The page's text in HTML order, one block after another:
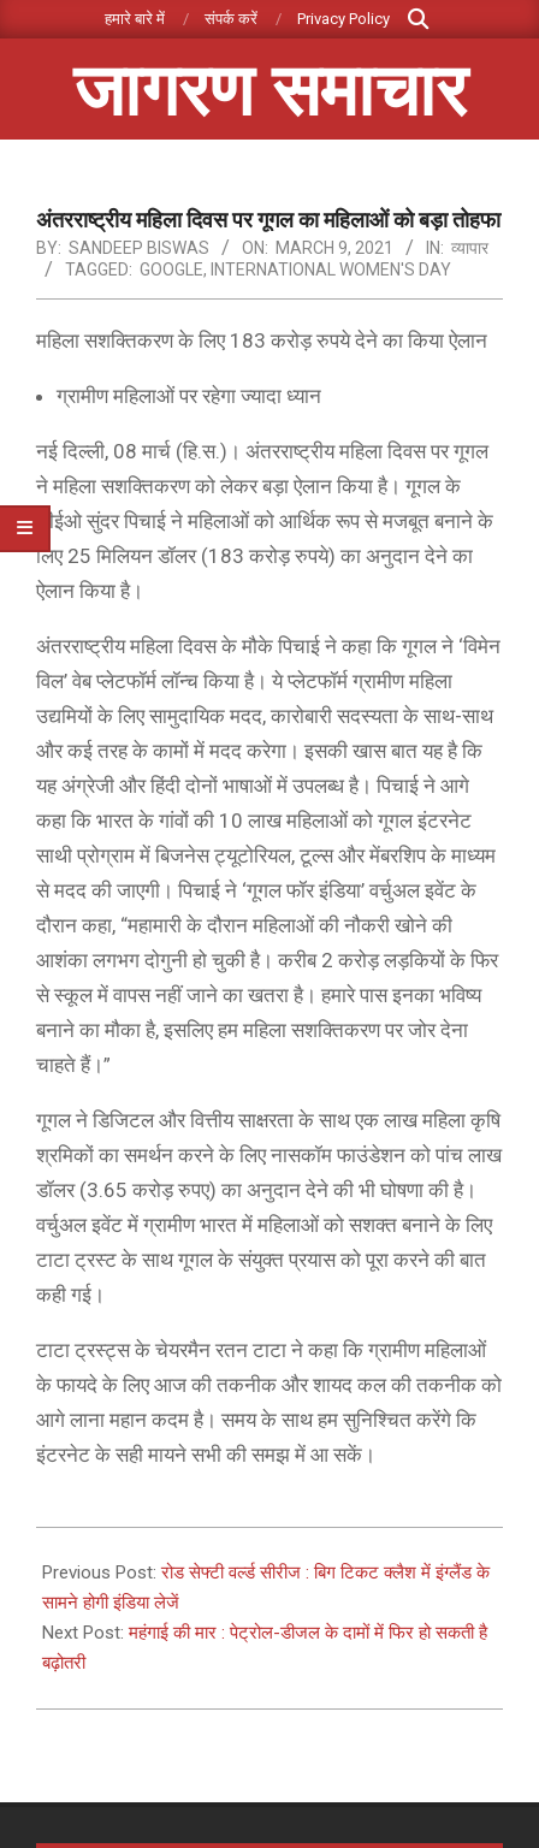
to
हमारे बारे में संपर्क करें Privacy Policy
Search
जागरण समाचार
Menuअंतरराष्ट्रीय महिला दिवस पर गूगल का महिलाओं को बड़ा तोहफा
BY: SANDEEP BISWAS ON: MARCH 9, 2021 IN: व्यापार
TAGGED: GOOGLE, INTERNATIONAL WOMEN'S DAY
महिला सशक्तिकरण के लिए 183 करोड़ रुपये देने का किया ऐलान
ग्रामीण महिलाओं पर रहेगा ज्यादा ध्यान
नई दिल्ली, 08 मार्च (हि.स.)। अंतरराष्ट्रीय महिला दिवस पर गूगल
ने महिला सशक्तिकरण को लेकर बड़ा ऐलान किया है। गूगल के
सीईओ सुंदर पिचाई ने महिलाओं को आर्थिक रूप से मजबूत बनाने के
लिए 25 मिलियन डॉलर (183 करोड़ रुपये) का अनुदान देने का
ऐलान किया है।
अंतरराष्ट्रीय महिला दिवस के मौके पिचाई ने कहा कि गूगल ने ‘विमेन
विल’ वेब प्लेटफॉर्म लॉन्च किया है। ये प्लेटफॉर्म ग्रामीण महिला
उद्यमियों के लिए सामुदायिक मदद, कारोबारी सदस्यता के साथ-साथ
और कई तरह के कामों में मदद करेगा। इसकी खास बात यह है कि
यह अंग्रेजी और हिंदी दोनों भाषाओं में उपलब्ध है। पिचाई ने आगे
कहा कि भारत के गांवों की 10 लाख महिलाओं को गूगल इंटरनेट
साथी प्रोग्राम में बिजनेस ट्यूटोरियल, टूल्स और मेंबरशिप के माध्यम
से मदद की जाएगी। पिचाई ने ‘गूगल फॉर इंडिया’ वर्चुअल इवेंट के
दौरान कहा, “महामारी के दौरान महिलाओं की नौकरी खोने की
आशंका लगभग दोगुनी हो चुकी है। करीब 2 करोड़ लड़कियों के फिर
से स्कूल में वापस नहीं जाने का खतरा है। हमारे पास इनका भविष्य
बनाने का मौका है, इसलिए हम महिला सशक्तिकरण पर जोर देना
चाहते हैं।”
गूगल ने डिजिटल और वित्तीय साक्षरता के साथ एक लाख महिला कृषि
श्रमिकों का समर्थन करने के लिए नासकॉम फाउंडेशन को पांच लाख
डॉलर (3.65 करोड़ रुपए) का अनुदान देने की भी घोषणा की है।
वर्चुअल इवेंट में ग्रामीण भारत में महिलाओं को सशक्त बनाने के लिए
टाटा ट्रस्ट के साथ गूगल के संयुक्त प्रयास को पूरा करने की बात
कही गई।
टाटा ट्रस्ट्स के चेयरमैन रतन टाटा ने कहा कि ग्रामीण महिलाओं
के फायदे के लिए आज की तकनीक और शायद कल की तकनीक को
आगे लाना महान कदम है। समय के साथ हम सुनिश्चित करेंगे कि
इंटरनेट के सही मायने सभी की समझ में आ सकें।
03-
09
Previous Post:रोड सेफ्टी वर्ल्ड सीरीज : बिग टिकट क्लैश में इंग्लैंड के
सामने होगी इंडिया लेजें
Next Post:महंगाई की मार : पेट्रोल-डीजल के दामों में फिर हो सकती है
बढ़ोतरी